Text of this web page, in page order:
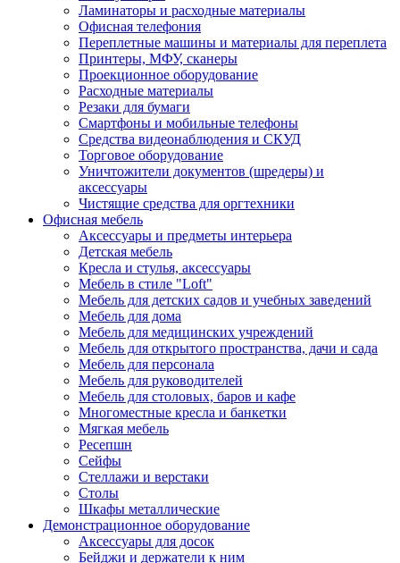
Ламинаторы и расходные материалы
Офисная телефония
Переплетные машины и материалы для переплета
Принтеры, МФУ, сканеры
Проекционное оборудование
Расходные материалы
Резаки для бумаги
Смартфоны и мобильные телефоны
Средства видеонаблюдения и СКУД
Торговое оборудование
Уничтожители документов (шредеры) и
аксессуары
Чистящие средства для оргтехники
Офисная мебель
Аксессуары и предметы интерьера
Детская мебель
Кресла и стулья, аксессуары
Мебель в стиле "Loft"
Мебель для детских садов и учебных заведений
Мебель для дома
Мебель для медицинских учреждений
Мебель для открытого пространства, дачи и сада
Мебель для персонала
Мебель для руководителей
Мебель для столовых, баров и кафе
Многоместные кресла и банкетки
Мягкая мебель
Ресепшн
Сейфы
Стеллажи и верстаки
Столы
Шкафы металлические
Демонстрационное оборудование
Аксессуары для досок
Бейджи и держатели к ним